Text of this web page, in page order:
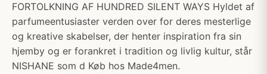
FORTOLKNING AF HUNDRED SILENT WAYS Hyldet af
parfumeentusiaster verden over for deres mesterlige
og kreative skabelser, der henter inspiration fra sin
hjemby og er forankret i tradition og livlig kultur, står
NISHANE som d Køb hos Made4men.